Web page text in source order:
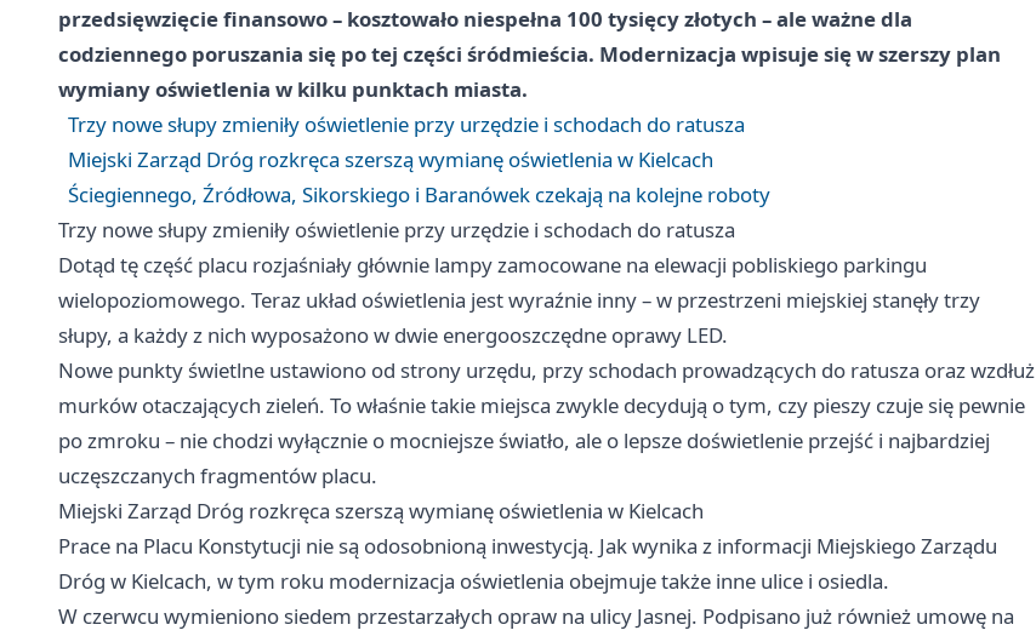
przedsięwzięcie finansowo – kosztowało niespełna 100 tysięcy złotych – ale ważne dla
codziennego poruszania się po tej części śródmieścia. Modernizacja wpisuje się w szerszy plan
wymiany oświetlenia w kilku punktach miasta.
Trzy nowe słupy zmieniły oświetlenie przy urzędzie i schodach do ratusza
Miejski Zarząd Dróg rozkręca szerszą wymianę oświetlenia w Kielcach
Ściegiennego, Źródłowa, Sikorskiego i Baranówek czekają na kolejne roboty
Trzy nowe słupy zmieniły oświetlenie przy urzędzie i schodach do ratusza
Dotąd tę część placu rozjaśniały głównie lampy zamocowane na elewacji pobliskiego parkingu
wielopoziomowego. Teraz układ oświetlenia jest wyraźnie inny – w przestrzeni miejskiej stanęły trzy
słupy, a każdy z nich wyposażono w dwie energooszczędne oprawy LED.
Nowe punkty świetlne ustawiono od strony urzędu, przy schodach prowadzących do ratusza oraz wzdłuż
murków otaczających zieleń. To właśnie takie miejsca zwykle decydują o tym, czy pieszy czuje się pewnie
po zmroku – nie chodzi wyłącznie o mocniejsze światło, ale o lepsze doświetlenie przejść i najbardziej
uczęszczanych fragmentów placu.
Miejski Zarząd Dróg rozkręca szerszą wymianę oświetlenia w Kielcach
Prace na Placu Konstytucji nie są odosobnioną inwestycją. Jak wynika z informacji Miejskiego Zarządu
Dróg w Kielcach, w tym roku modernizacja oświetlenia obejmuje także inne ulice i osiedla.
W czerwcu wymieniono siedem przestarzałych opraw na ulicy Jasnej. Podpisano już również umowę na